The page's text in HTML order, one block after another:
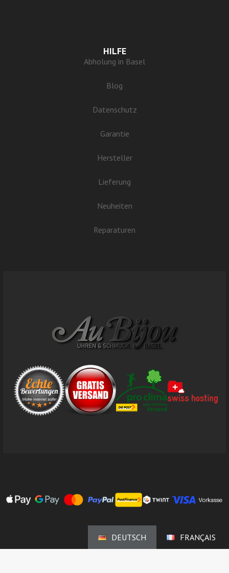
HILFE
Abholung in Basel
Blog
Datenschutz
Garantie
Hersteller
Lieferung
Neuheiten
Reparaturen
DEUTSCH FRANÇAIS